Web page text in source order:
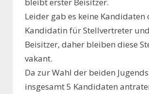
Leider gab es keine Kandidaten
Kandidatin für Stellvertreter
Beisitzer, daher bleiben diese
vakant.
Da zur Wahl der beiden
insgesamt 5 Kandidaten